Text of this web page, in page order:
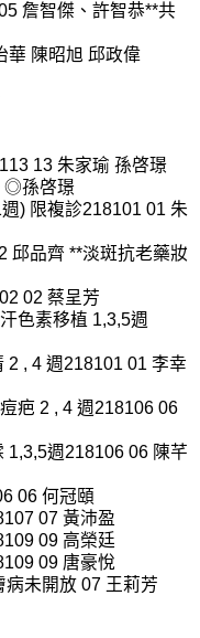
詹智傑、許智恭**共
華 陳昭旭 邱政偉
13 朱家瑜 孫啓璟
◎孫啓璟
) 限複診218101 01 朱
邱品齊 **淡斑抗老藥妝
02 蔡呈芳
色素移植 1,3,5週
, 4 週218101 01 李幸
疤 2 , 4 週218106 06
週218106 06 陳芊
06 何冠頤
07 黃沛盈
09 高榮廷
09 唐豪悅
病未開放 07 王莉芳